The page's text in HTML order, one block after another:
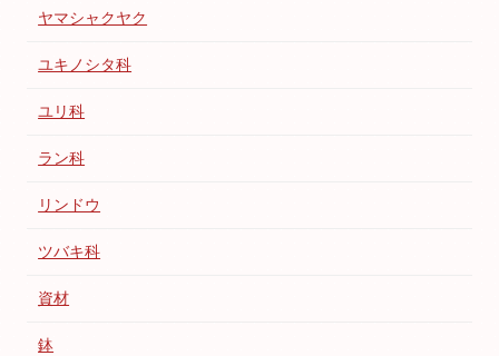
ヤマシャクヤク
ユキノシタ科
ユリ科
ラン科
リンドウ
ツバキ科
資材
鉢